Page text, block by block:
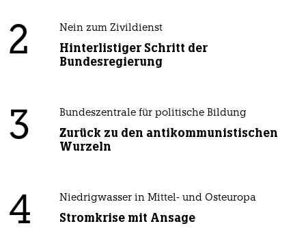
2 Nein zum Zivildienst
Hinterlistiger Schritt der
Bundesregierung
3 Bundeszentrale für politische Bildung
Zurück zu den antikommunistischen
Wurzeln
4 Niedrigwasser in Mittel- und Osteuropa
Stromkrise mit Ansage